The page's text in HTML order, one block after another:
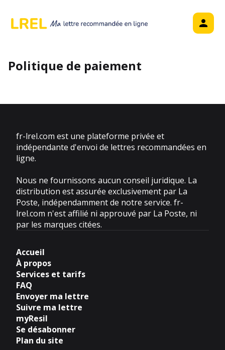
Politique de paiement
fr-lrel.com est une plateforme privée et
indépendante d'envoi de lettres recommandées en
ligne.
Nous ne fournissons aucun conseil juridique. La
distribution est assurée exclusivement par La
Poste, indépendamment de notre service. fr-
lrel.com n'est affilié ni approuvé par La Poste, ni
par les marques citées.
Accueil
À propos
Services et tarifs
FAQ
Envoyer ma lettre
Suivre ma lettre
myResil
Se désabonner
Plan du site